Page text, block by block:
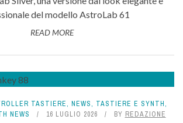
del modello AstroLab 61
READ MORE
TASTIERE, NEWS, TASTIERE E SYNTH,
NEWS
16 LUGLIO 2026 BY REDAZIONE